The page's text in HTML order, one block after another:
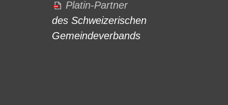
Platin-Partner
des Schweizerischen
Gemeindeverbands